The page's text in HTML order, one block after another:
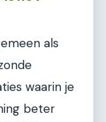
als
waarin je
beter